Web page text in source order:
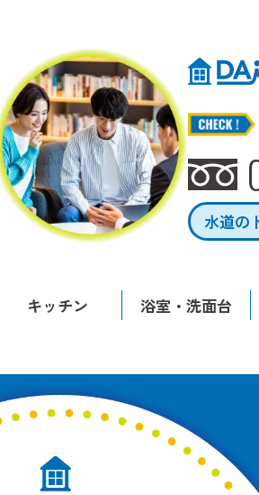
水道の
キッチン 浴室・洗面台